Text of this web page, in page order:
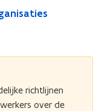
richtlijnen
over de